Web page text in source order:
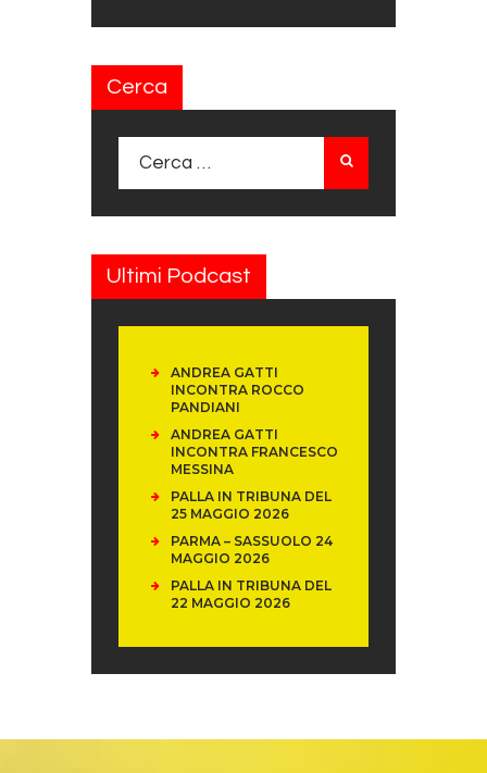
Cerca
Ultimi Podcast
ANDREA GATTI
INCONTRA ROCCO
PANDIANI
ANDREA GATTI
INCONTRA FRANCESCO
MESSINA
PALLA IN TRIBUNA DEL
25 MAGGIO 2026
PARMA – SASSUOLO 24
MAGGIO 2026
PALLA IN TRIBUNA DEL
22 MAGGIO 2026